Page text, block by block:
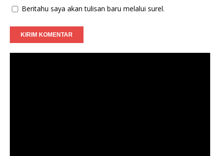
Beritahu saya akan tulisan baru melalui surel.